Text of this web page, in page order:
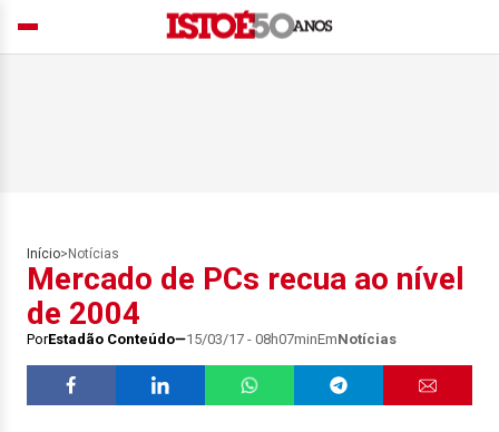
Início> Notícias
Mercado de PCs recua ao nível
de 2004
PorEstadão Conteúdo 15/03/17 - 08h07minEmNotícias